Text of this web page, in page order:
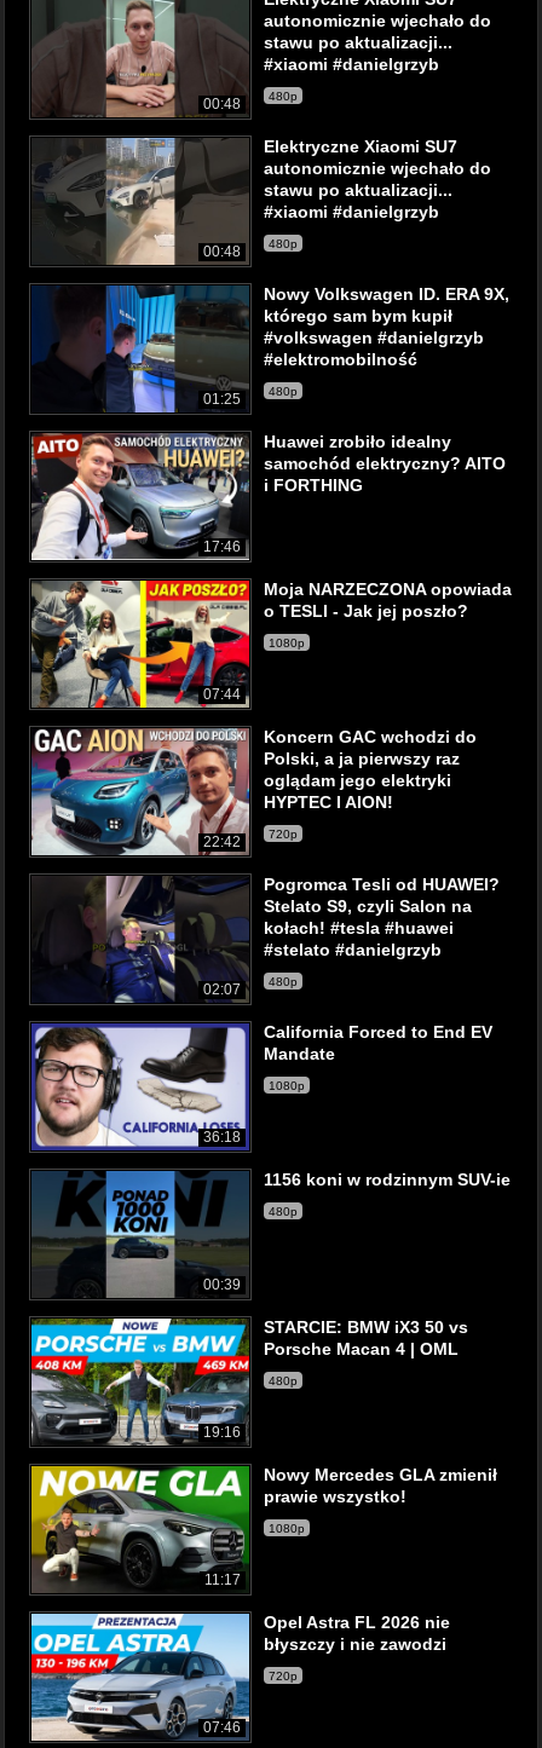
00:48
autonomicznie wjechało do
stawu po aktualizacji...
#xiaomi #danielgrzyb
480p
00:48
Elektryczne Xiaomi SU7
autonomicznie wjechało do
stawu po aktualizacji...
#xiaomi #danielgrzyb
480p
01:25
Nowy Volkswagen ID. ERA 9X,
którego sam bym kupił
#volkswagen #danielgrzyb
#elektromobilność
480p
17:46
Huawei zrobiło idealny
samochód elektryczny? AITO
i FORTHING
07:44
Moja NARZECZONA opowiada
o TESLI - Jak jej poszło?
1080p
22:42
Koncern GAC wchodzi do
Polski, a ja pierwszy raz
oglądam jego elektryki
HYPTEC I AION!
720p
02:07
Pogromca Tesli od HUAWEI?
Stelato S9, czyli Salon na
kołach! #tesla #huawei
#stelato #danielgrzyb
480p
36:18
California Forced to End EV
Mandate
1080p
00:39
1156 koni w rodzinnym SUV-ie
480p
19:16
STARCIE: BMW iX3 50 vs
Porsche Macan 4 | OML
480p
11:17
Nowy Mercedes GLA zmienił
prawie wszystko!
1080p
07:46
Opel Astra FL 2026 nie
błyszczy i nie zawodzi
720p